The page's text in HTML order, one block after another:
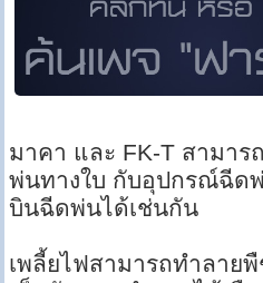
มาคา และ FK-T สามา
พ่นทางใบ กับอุปกรณ์ฉีด
บินฉีดพ่นได้เช่นกัน
เพลี้ยไฟสามารถทําลาย